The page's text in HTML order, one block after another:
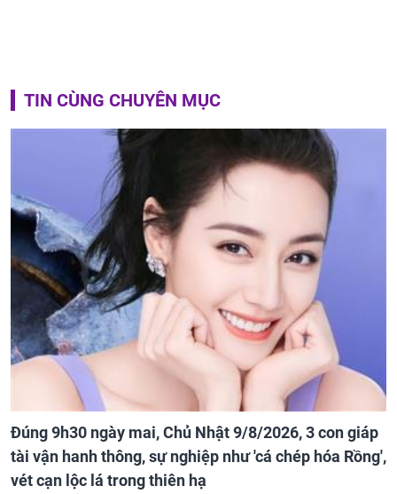
TIN CÙNG CHUYÊN MỤC
Đúng 9h30 ngày mai, Chủ Nhật 9/8/2026, 3 con giáp
tài vận hanh thông, sự nghiệp như 'cá chép hóa Rồng',
vét cạn lộc lá trong thiên hạ